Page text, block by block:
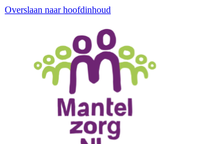
Overslaan naar hoofdinhoud